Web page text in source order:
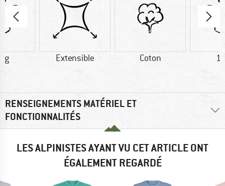
g Extensible Coton
RENSEIGNEMENTS MATÉRIEL ET
FONCTIONNALITÉS
LES ALPINISTES AYANT VU CET ARTICLE ONT
ÉGALEMENT REGARDÉ